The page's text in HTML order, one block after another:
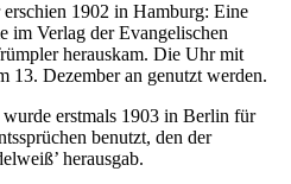
1902 in Hamburg: Eine
im Verlag der Evangelischen
herauskam. Die Uhr mit
13. Dezember an genutzt werden.
erstmals 1903 in Berlin für
benutzt, den der
herausgab.